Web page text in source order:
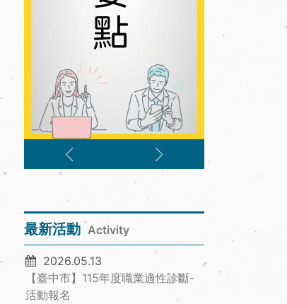
最新活動 Activity
2026.05.13
【臺中市】115年度職業適性診斷-
活動報名